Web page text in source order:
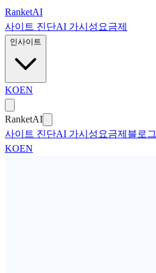
본문으로 건너뛰기
RanketAI
사이트 진단AI 가시성 요금제
인사이트
KOEN
RanketAI
사이트 진단AI 가시성 요금제 블로그
KOEN